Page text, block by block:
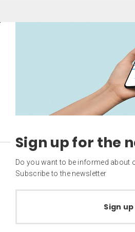
Sign up for the
Do you want to be informed about
Subscribe to the newsletter
Sign up